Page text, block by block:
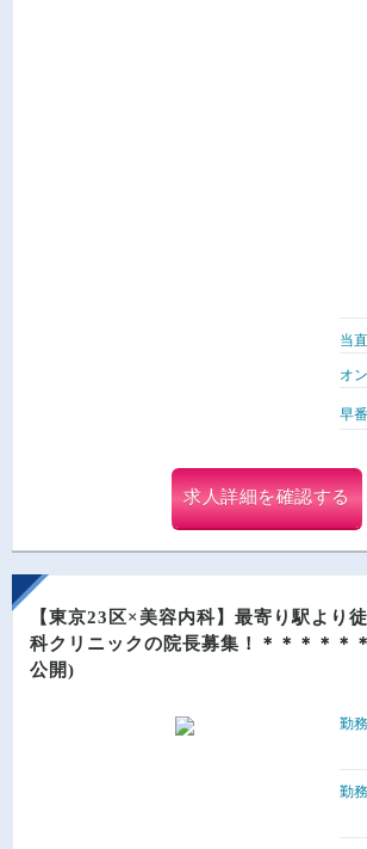
当直
オ
早
求人詳細を確認する
【東京23区×美容内科】最寄り駅より
科クリニックの院長募集！＊＊＊＊＊
公開)
勤
勤